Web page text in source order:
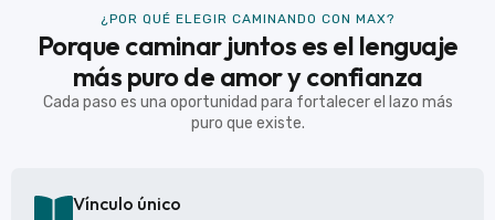
¿POR QUÉ ELEGIR CAMINANDO CON MAX?
Porque caminar juntos es el lenguaje
más puro de amor y confianza
Cada paso es una oportunidad para fortalecer el lazo más
puro que existe.
Vínculo único